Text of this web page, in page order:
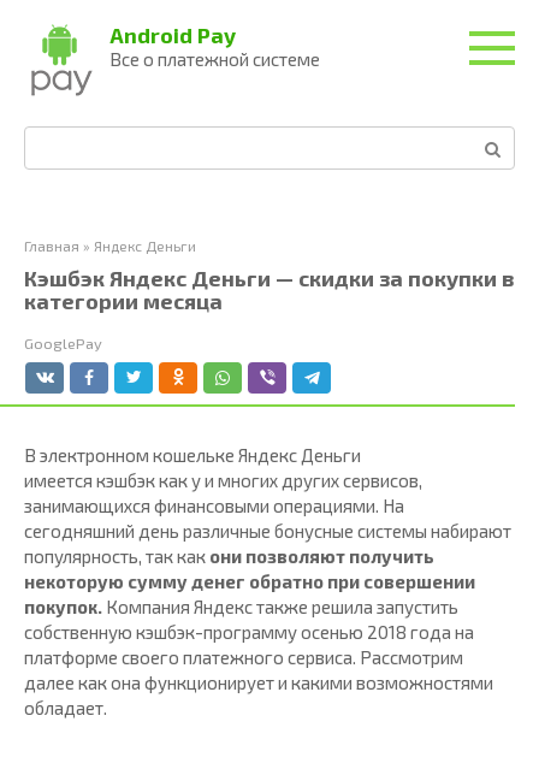
контенту
Android Pay
Все о платежной системе
Главная » Яндекс Деньги
Кэшбэк Яндекс Деньги — скидки за покупки в
категории месяца
GooglePay
В электронном кошельке Яндекс Деньги
имеется кэшбэк как у и многих других сервисов,
занимающихся финансовыми операциями. На
сегодняшний день различные бонусные системы набирают
популярность, так как они позволяют получить
некоторую сумму денег обратно при совершении
покупок. Компания Яндекс также решила запустить
собственную кэшбэк-программу осенью 2018 года на
платформе своего платежного сервиса. Рассмотрим
далее как она функционирует и какими возможностями
обладает.